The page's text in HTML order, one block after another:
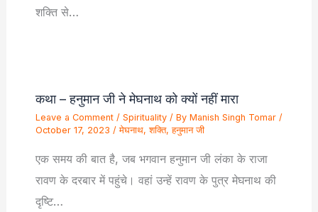
शक्ति से…
कथा – हनुमान जी ने मेघनाथ को क्यों नहीं मारा
Leave a Comment / Spirituality/ By Manish Singh Tomar /
October 17, 2023 /मेघनाथ,शक्ति,हनुमान जी
एक समय की बात है, जब भगवान हनुमान जी लंका के राजा
रावण के दरबार में पहुंचे। वहां उन्हें रावण के पुत्र मेघनाथ की
दृष्टि…